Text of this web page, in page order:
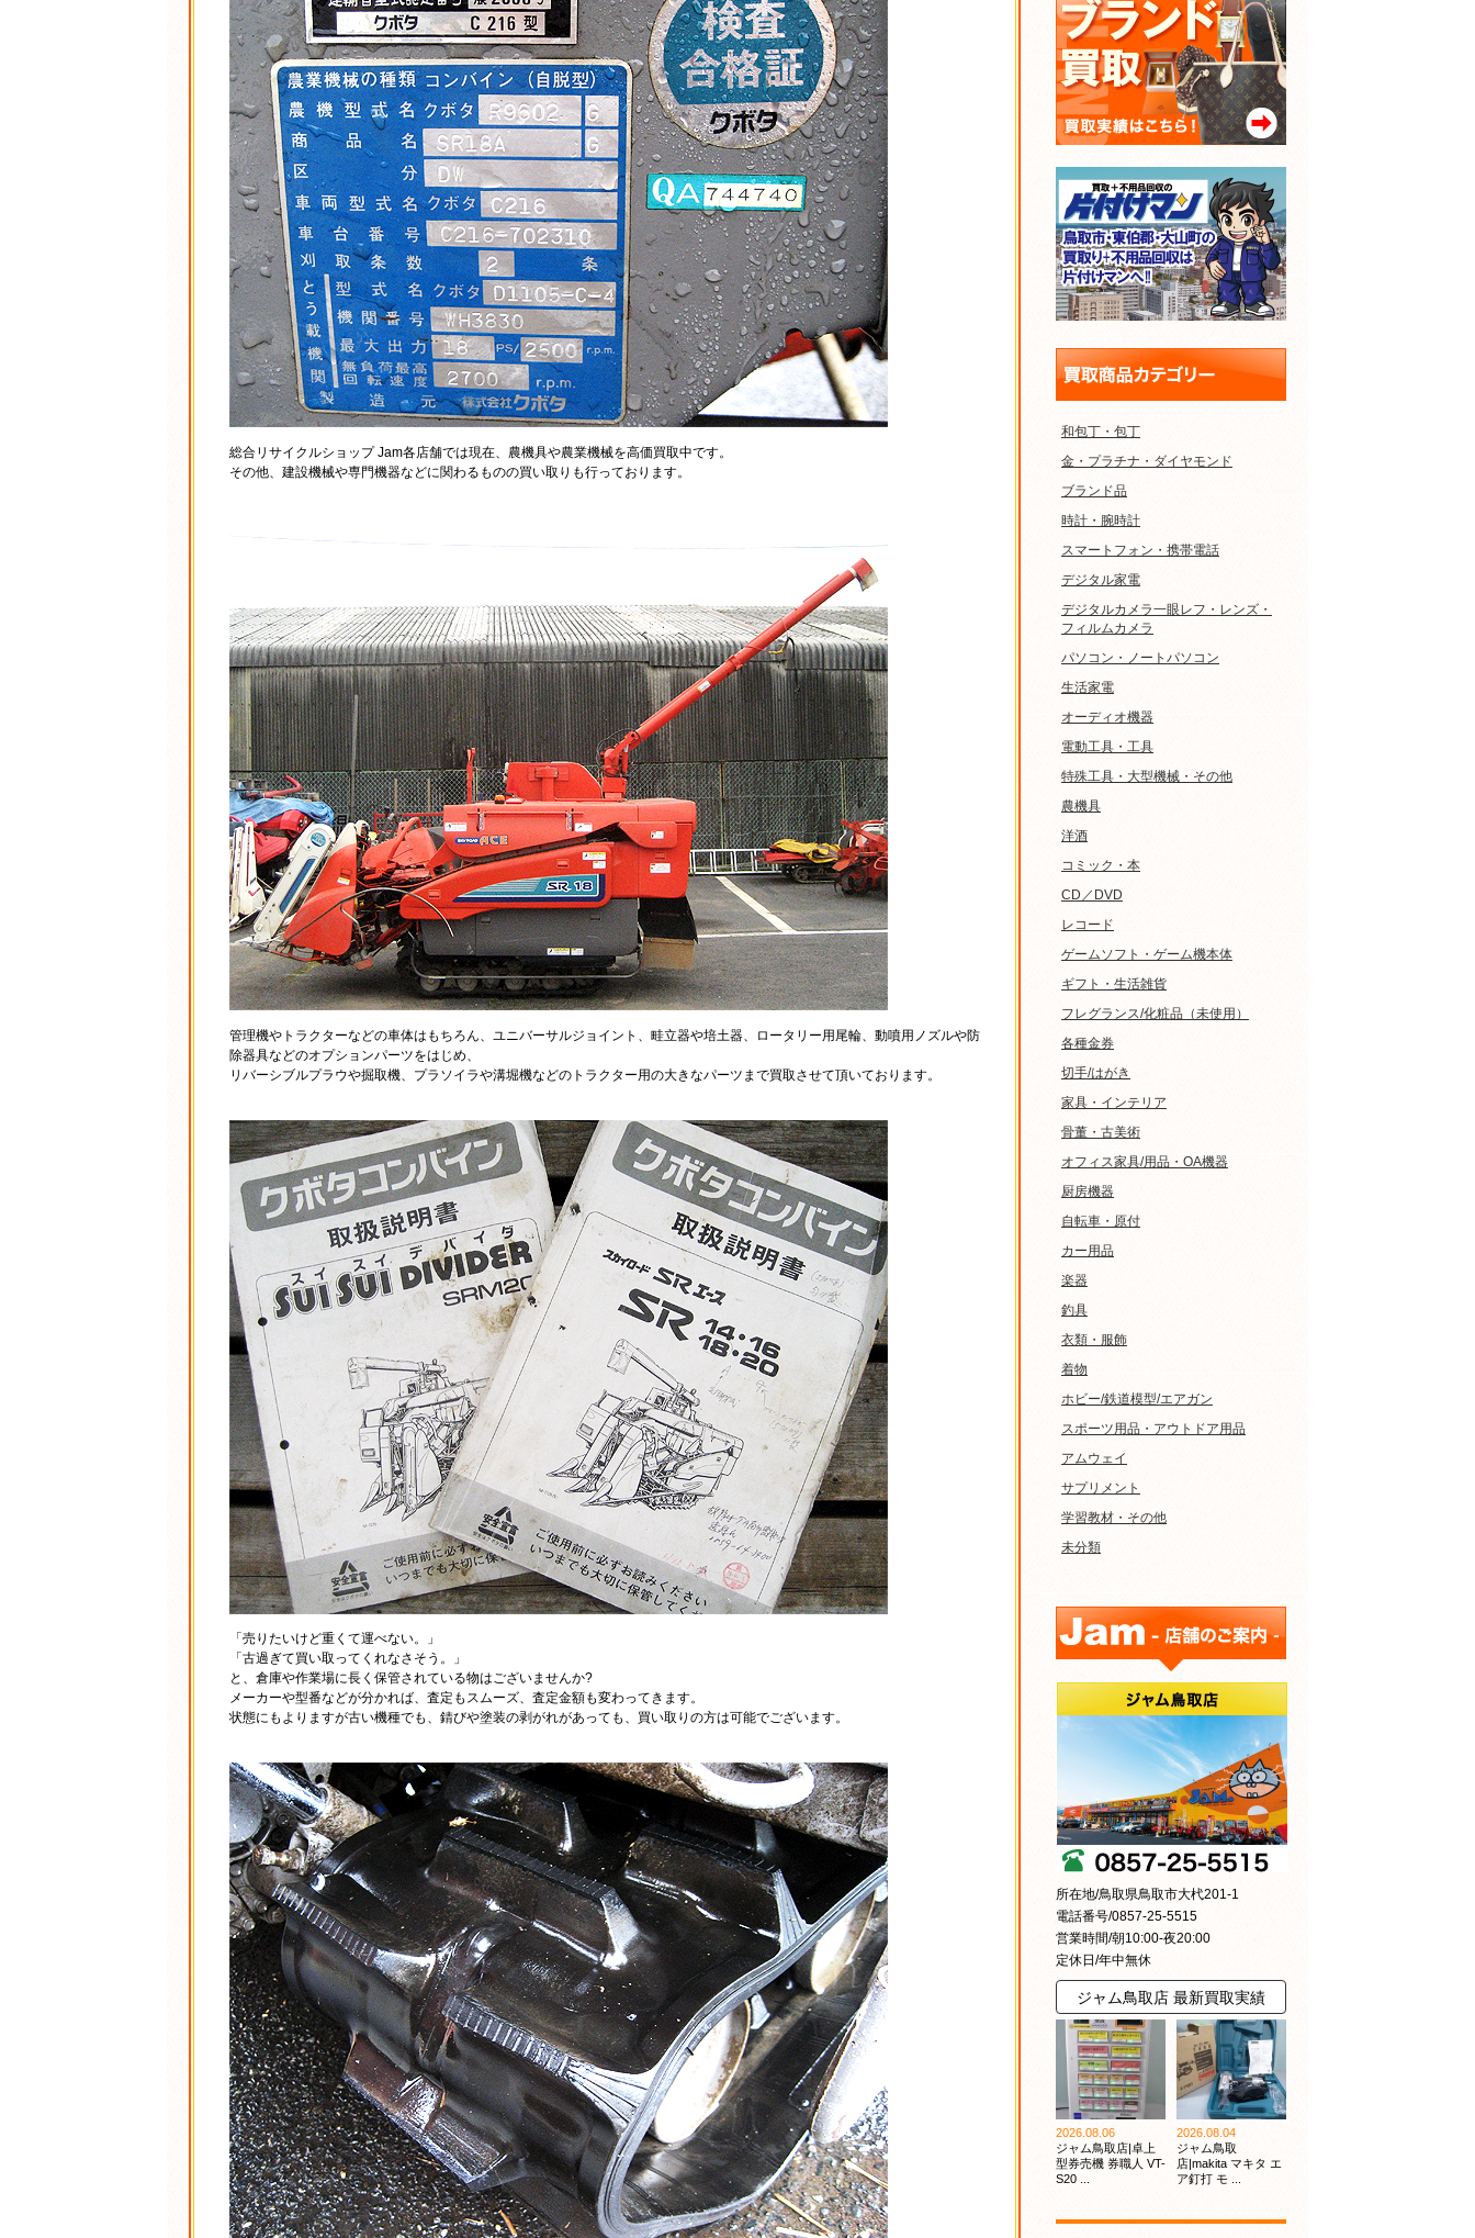
総合リサイクルショップ Jam各店舗では現在、農機具や農業機械を高価買取中です。
その他、建設機械や専門機器などに関わるものの買い取りも行っております。
管理機やトラクターなどの車体はもちろん、ユニバーサルジョイント、畦立器や培土器、ロータリー用尾輪、動噴用ノズルや防
除器具などのオプションパーツをはじめ、
リバーシブルプラウや掘取機、プラソイラや溝堀機などのトラクター用の大きなパーツまで買取させて頂いております。
「売りたいけど重くて運べない。」
「古過ぎて買い取ってくれなさそう。」
と、倉庫や作業場に長く保管されている物はございませんか?
メーカーや型番などが分かれば、査定もスムーズ、査定金額も変わってきます。
状態にもよりますが古い機種でも、錆びや塗装の剥がれがあっても、買い取りの方は可能でございます。
和包丁・包丁
金・プラチナ・ダイヤモンド
ブランド品
時計・腕時計
スマートフォン・携帯電話
デジタル家電
デジタルカメラ一眼レフ・レンズ・
フィルムカメラ
パソコン・ノートパソコン
生活家電
オーディオ機器
電動工具・工具
特殊工具・大型機械・その他
農機具
洋酒
コミック・本
CD／DVD
レコード
ゲームソフト・ゲーム機本体
ギフト・生活雑貨
フレグランス/化粧品（未使用）
各種金券
切手/はがき
家具・インテリア
骨董・古美術
オフィス家具/用品・OA機器
厨房機器
自転車・原付
カー用品
楽器
釣具
衣類・服飾
着物
ホビー/鉄道模型/エアガン
スポーツ用品・アウトドア用品
アムウェイ
サプリメント
学習教材・その他
未分類
所在地/鳥取県鳥取市大杙201-1
電話番号/0857-25-5515
営業時間/朝10:00-夜20:00
定休日/年中無休
ジャム鳥取店 最新買取実績
2026.08.06
ジャム鳥取店|卓上
型券売機 券職人 VT-
S20 ...
2026.08.04
ジャム鳥取
店|makita マキタ エ
ア釘打 モ ...